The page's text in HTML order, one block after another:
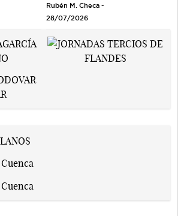
Rubén M. Checa -
28/07/2026